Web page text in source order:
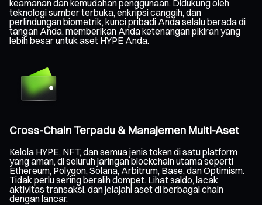
keamanan dan kemudahan penggunaan. Didukung oleh
teknologi sumber terbuka, enkripsi canggih, dan
perlindungan biometrik, kunci pribadi Anda selalu berada di
tangan Anda, memberikan Anda ketenangan pikiran yang
lebih besar untuk aset HYPE Anda.
Cross-Chain Terpadu & Manajemen Multi-Aset
Kelola HYPE, NFT, dan semua jenis token di satu platform
yang aman, di seluruh jaringan blockchain utama seperti
Ethereum, Polygon, Solana, Arbitrum, Base, dan Optimism.
Tidak perlu sering beralih dompet. Lihat saldo, lacak
aktivitas transaksi, dan jelajahi aset di berbagai chain
dengan lancar.